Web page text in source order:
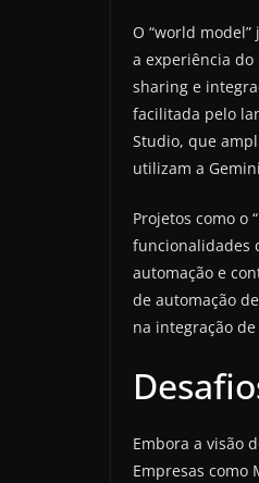
O “world
a experiência
sharing e
facilitada pelo
Studio, que
utilizam a
Projetos como o
funcionalidades
automação e
de automação
na integração
Embora a visão
Empresas como